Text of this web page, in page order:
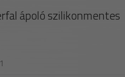
ápoló szilikonmentes